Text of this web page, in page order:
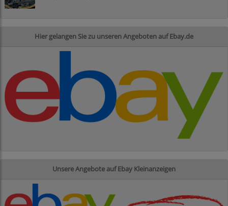
Hier gelangen Sie zu unseren Angeboten auf Ebay.de
Unsere Angebote auf Ebay Kleinanzeigen